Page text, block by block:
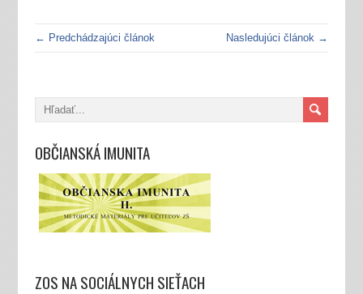
← Predchádzajúci článok Nasledujúci článok →
OBČIANSKÁ IMUNITA
ZOS NA SOCIÁLNYCH SIEŤACH